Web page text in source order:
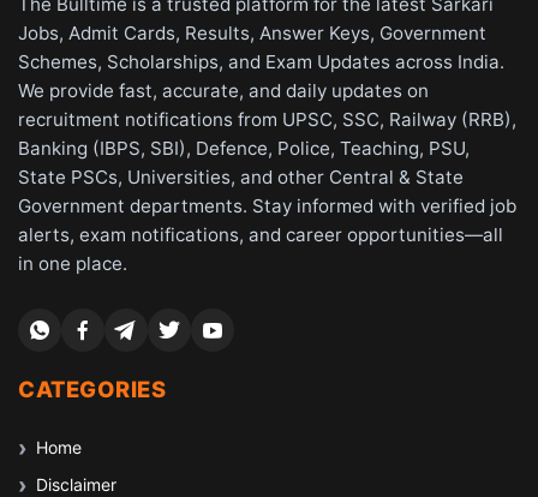
Jobs, Admit Cards, Results, Answer Keys, Government
Schemes, Scholarships, and Exam Updates across India.
We provide fast, accurate, and daily updates on
recruitment notifications from UPSC, SSC, Railway (RRB),
Banking (IBPS, SBI), Defence, Police, Teaching, PSU,
State PSCs, Universities, and other Central & State
Government departments. Stay informed with verified job
alerts, exam notifications, and career opportunities—all
in one place.
CATEGORIES
Home
Disclaimer